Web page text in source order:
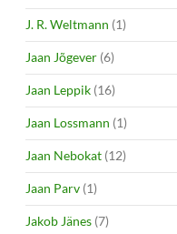
J. R. Weltmann (1)
Jaan Jõgever (6)
Jaan Leppik (16)
Jaan Lossmann (1)
Jaan Nebokat (12)
Jaan Parv (1)
Jakob Jänes (7)